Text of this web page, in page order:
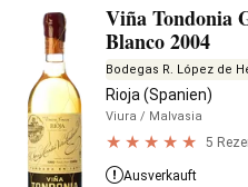
Viña Tondonia
Blanco 2004
Bodegas R. López de
Rioja (Spanien)
Viura / Malvasia
5
Ausverkauft